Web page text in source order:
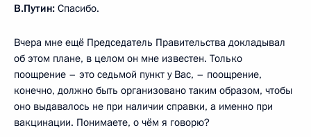
В.Путин: Спасибо.
Вчера мне ещё Председатель Правительства докладывал
об этом плане, в целом он мне известен. Только
поощрение – это седьмой пункт у Вас, – поощрение,
конечно, должно быть организовано таким образом, чтобы
оно выдавалось не при наличии справки, а именно при
вакцинации. Понимаете, о чём я говорю?